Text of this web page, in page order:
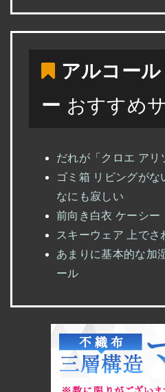
アルコー
ー おすすめ
だれが「クロエ アリ
ゴミ箱 リビングがな
なにも寂しい
前向き白衣 ケーシー
スキーウェア 上でさ
あまりに基本的な加
ール